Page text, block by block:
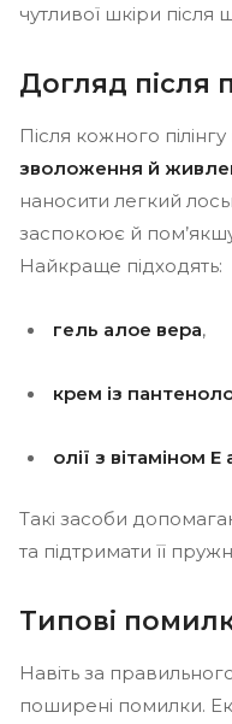
чутливої шкіри після
Догляд після
Після кожного
зволоження й
наносити легкий
заспокоює й
Найкраще підходять:
гель алое вера,
крем із
олії з вітаміном
Такі засоби
та підтримати її
Типові
Навіть за
поширені помилки.